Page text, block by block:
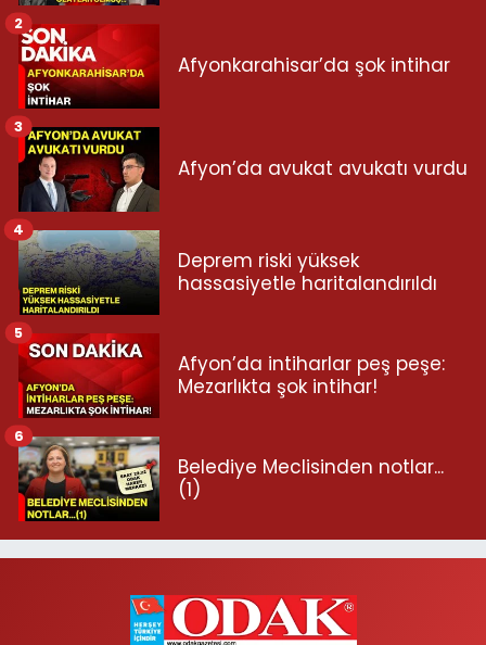
Afyonkarahisar’da şok intihar
2
Afyon’da avukat avukatı vurdu
3
Deprem riski yüksek
hassasiyetle haritalandırıldı
4
Afyon’da intiharlar peş peşe:
Mezarlıkta şok intihar!
5
Belediye Meclisinden notlar...
(1)
6